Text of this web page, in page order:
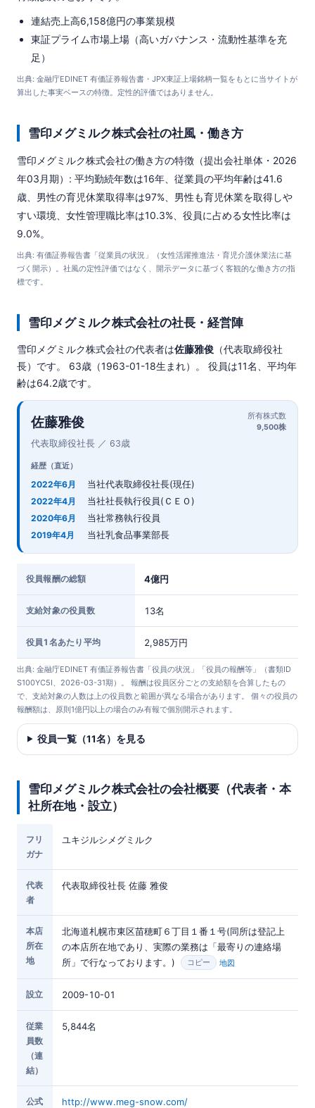
連結売上高6,158億円の事業規模
東証プライム市場上場（高いガバナンス・流動性基準を充
足）
出典: 金融庁EDINET 有価証券報告書・JPX東証上場銘柄一覧をもとに当サイトが
算出した事実ベースの特徴。定性的評価ではありません。
雪印メグミルク株式会社の社風・働き方
雪印メグミルク株式会社の働き方の特徴（提出会社単体・2026
年03月期）: 平均勤続年数は16年、従業員の平均年齢は41.6
歳、男性の育児休業取得率は97%、男性も育児休業を取得しや
すい環境、女性管理職比率は10.3%、役員に占める女性比率は
9.0%。
出典: 有価証券報告書「従業員の状況」（女性活躍推進法・育児介護休業法に基
づく開示）。社風の定性評価ではなく、開示データに基づく客観的な働き方の指
標です。
雪印メグミルク株式会社の社長・経営陣
雪印メグミルク株式会社の代表者は佐藤雅俊 （代表取締役社
長）です。 63歳（1963-01-18生まれ）。 役員は11名、平均年
齢は64.2歳です。
佐藤雅俊
代表取締役社長 ／ 63歳
所有株式数
9,500株
経歴（直近）
2022年6月 当社代表取締役社長(現任)
2022年4月 当社社長執行役員(ＣＥＯ)
2020年6月 当社常務執行役員
2019年4月 当社乳食品事業部長
役員報酬の総額 4億円
支給対象の役員数 13名
役員1名あたり平均 2,985万円
出典: 金融庁EDINET 有価証券報告書「役員の状況」「役員の報酬等」（書類ID
S100YC5I、2026-03-31期）。 報酬は役員区分ごとの支給額を合算したもの
で、支給対象の人数は上の役員数と範囲が異なる場合があります。 個々の役員の
報酬額は、原則1億円以上の場合のみ有報で個別開示されます。
役員一覧（11名）を見る
雪印メグミルク株式会社の会社概要（代表者・本
社所在地・設立）
フリ
ガナ
ユキジルシメグミルク
代表
者
代表取締役社長 佐藤 雅俊
本店
所在
地
北海道札幌市東区苗穂町６丁目１番１号(同所は登記上
の本店所在地であり、実際の業務は「最寄りの連絡場
所」で行なっております。)
コピー 地図
設立 2009-10-01
従業
員数
（連
結）
5,844名
公式
http://www.meg-snow.com/